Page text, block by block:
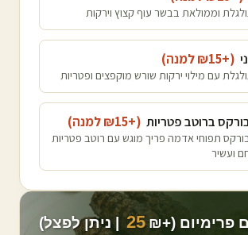
וממולאת בבשר עוף קצוץ וירקות
(+₪
15 למנה)
עם מילוי ירקות שורש מוקפצים ופטריות
ברוטב פטריות (+₪
15 למנה)
תפוחי אדמה פריך מוגש עם רוטב פטריות
ועשיר
פרימיום (+₪ 25 | ניתן לפצל)